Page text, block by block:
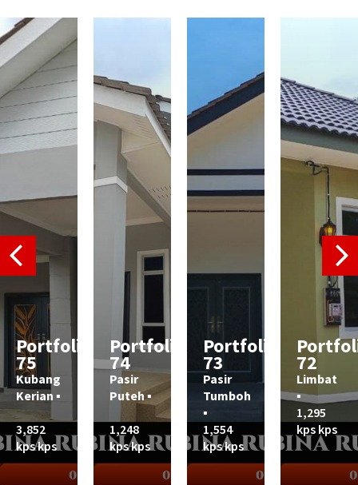
Portfolio
75
Kubang
Kerian ▪︎
3,852
kps kps
Portfolio
74
Pasir
Puteh ▪︎
1,248
kps kps
Portfolio
73
Pasir
Tumboh
▪︎
1,554
kps kps
72
Limbat
▪︎
1,295
kps kps